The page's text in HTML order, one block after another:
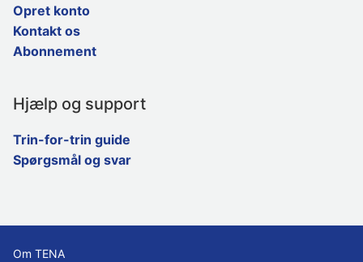
Opret konto
Kontakt os
Abonnement
Hjælp og support
Trin-for-trin guide
Spørgsmål og svar
Om TENA